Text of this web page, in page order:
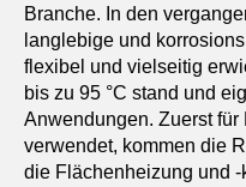
Branche. In den
langlebige und
flexibel und vielseitig
bis zu 95 °C stand und
Anwendungen. Zuerst
verwendet, kommen die
die Flächenheizung und